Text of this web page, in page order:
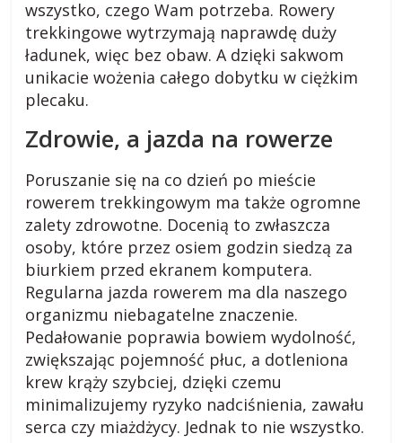
wszystko, czego Wam potrzeba. Rowery
trekkingowe wytrzymają naprawdę duży
ładunek, więc bez obaw. A dzięki sakwom
unikacie wożenia całego dobytku w ciężkim
plecaku.
Zdrowie, a jazda na rowerze
Poruszanie się na co dzień po mieście
rowerem trekkingowym ma także ogromne
zalety zdrowotne. Docenią to zwłaszcza
osoby, które przez osiem godzin siedzą za
biurkiem przed ekranem komputera.
Regularna jazda rowerem ma dla naszego
organizmu niebagatelne znaczenie.
Pedałowanie poprawia bowiem wydolność,
zwiększając pojemność płuc, a dotleniona
krew krąży szybciej, dzięki czemu
minimalizujemy ryzyko nadciśnienia, zawału
serca czy miażdżycy. Jednak to nie wszystko.